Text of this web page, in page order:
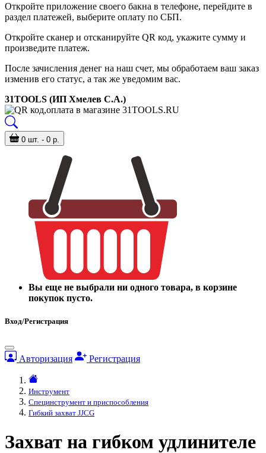
Откройте приложение своего бакна в телефоне, перейдите в
раздел платежей, выберите оплату по СБП.
Откройте сканер и отсканируйте QR код, укажите сумму и
произведите платеж.
После зачисления денег на наш счет, мы обработаем ваш заказ
изменив его статус, а так же уведомим вас.
31TOOLS (ИП Хмелев С.А.)
0 шт. - 0 р.
Вы еще не выбрали ни одного товара, в корзине
покупок пусто.
Вход/Регистрация
Авторизация Регистрация
Инструмент
Специнструмент и приспособления
Гибкий захват JJCG
Захват на гибком удлинителе